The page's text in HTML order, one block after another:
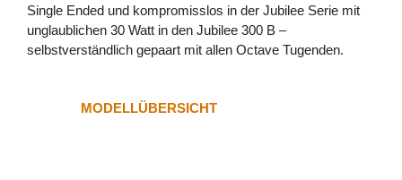
JUBILEE MONO ULTIMATE
NEU
V 70 CLASS A
Single Ended und kompromisslos in der Jubilee Serie mit
unglaublichen 30 Watt in den Jubilee 300 B –
selbstverständlich gepaart mit allen Octave Tugenden.
MODELLÜBERSICHT